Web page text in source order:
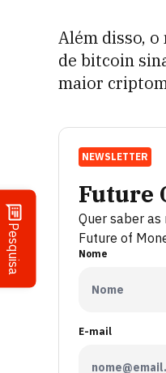
Pesquisa
Além disso,
de bitcoin
maior
NEWSLETTER
Future
Quer saber
Future of
Nome
E-mail